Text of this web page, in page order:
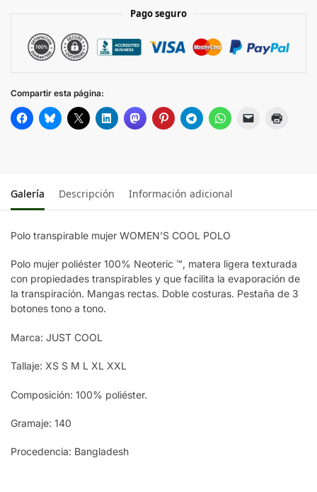
JET
ROYAL
BLUE
GREEN
YELLOW
Pago seguro
Compartir esta página:
Galería Descripción Información adicional
Polo transpirable mujer WOMEN’S COOL POLO
Polo mujer poliéster 100% Neoteric ™, matera ligera texturada
con propiedades transpirables y que facilita la evaporación de
la transpiración. Mangas rectas. Doble costuras. Pestaña de 3
botones tono a tono.
Marca: JUST COOL
Tallaje: XS S M L XL XXL
Composición: 100% poliéster.
Gramaje: 140
Procedencia: Bangladesh